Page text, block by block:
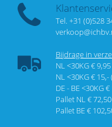
Tel. +31 (0)528
Bijdrage in
NL <30KG €
NL <30KG €
DE - BE <30KG
Pallet NL € 72,50
Pallet BE €